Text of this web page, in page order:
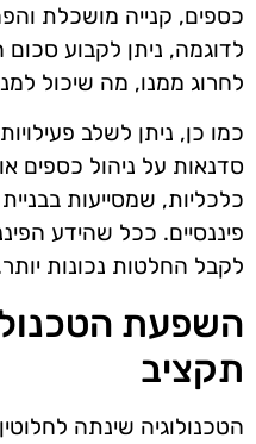
כספים, קנייה מושכלת
לדוגמה, ניתן לקבוע סכום
לחרוג ממנו, מה שיכול
כמו כן, ניתן לשלב
סדנאות על ניהול כספים
כלכליות, שמסייעות
פיננסיים. ככל שהידע
לקבל החלטות נכונות
השפעת
תקציב
הטכנולוגיה שינתה